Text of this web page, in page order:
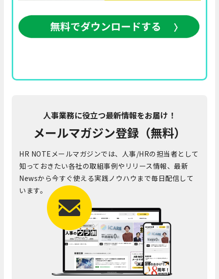
人事業務に役立つ最新情報をお届け！
メールマガジン登録（無料）
HR NOTEメールマガジンでは、人事/HRの担当者として
知っておきたい各社の取組事例やリリース情報、最新
Newsから今すぐ使える実践ノウハウまで毎日配信して
います。